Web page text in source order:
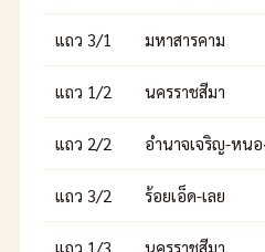
แถว 3/1 มหาสารคาม
แถว 1/2 นครราชสีมา
แถว 2/2 อำนาจเจริญ-หน
แถว 3/2 ร้อยเอ็ด-เลย
แถว 1/3 นครราชสีมา